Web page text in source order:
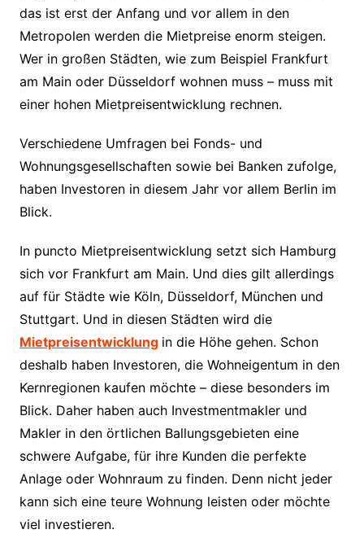
das ist erst der Anfang und vor allem in den
Metropolen werden die Mietpreise enorm steigen.
Wer in großen Städten, wie zum Beispiel Frankfurt
am Main oder Düsseldorf wohnen muss – muss mit
einer hohen Mietpreisentwicklung rechnen.
Verschiedene Umfragen bei Fonds- und
Wohnungsgesellschaften sowie bei Banken zufolge,
haben Investoren in diesem Jahr vor allem Berlin im
Blick.
In puncto Mietpreisentwicklung setzt sich Hamburg
sich vor Frankfurt am Main. Und dies gilt allerdings
auf für Städte wie Köln, Düsseldorf, München und
Stuttgart. Und in diesen Städten wird die
Mietpreisentwicklung in die Höhe gehen. Schon
deshalb haben Investoren, die Wohneigentum in den
Kernregionen kaufen möchte – diese besonders im
Blick. Daher haben auch Investmentmakler und
Makler in den örtlichen Ballungsgebieten eine
schwere Aufgabe, für ihre Kunden die perfekte
Anlage oder Wohnraum zu finden. Denn nicht jeder
kann sich eine teure Wohnung leisten oder möchte
viel investieren.